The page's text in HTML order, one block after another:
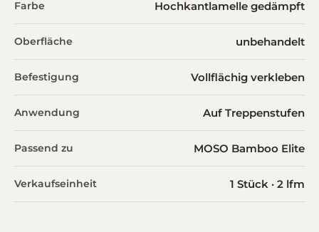
Farbe Hochkantlamelle gedämpft
Oberfläche unbehandelt
Befestigung Vollflächig verkleben
Anwendung Auf Treppenstufen
Passend zu MOSO Bamboo Elite
Verkaufseinheit 1 Stück · 2 lfm